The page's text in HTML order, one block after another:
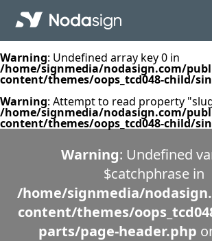
Warning: Undefined array key 0 in
/home/signmedia/nodasign.com/
content/themes/oops_tcd048-child/
Warning: Attempt to read property
/home/signmedia/nodasign.com/
content/themes/oops_tcd048-child/
Warning: Undefined
$catchphrase in
/home/signmedia/
content/themes/
parts/page-header.php